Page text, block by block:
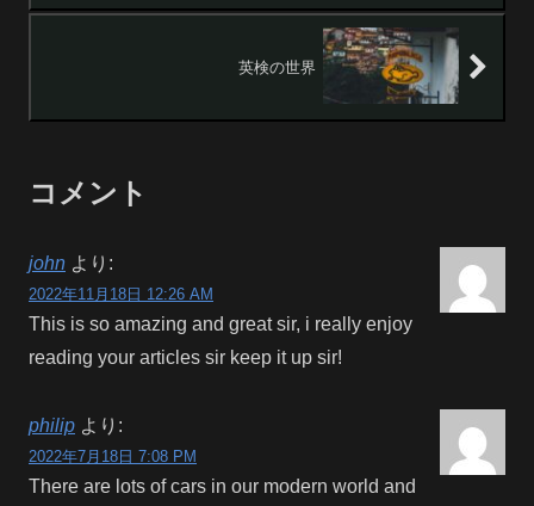
英検の世界
コメント
john より:
2022年11月18日 12:26 AM
This is so amazing and great sir, i really enjoy
reading your articles sir keep it up sir!
philip より:
2022年7月18日 7:08 PM
There are lots of cars in our modern world and